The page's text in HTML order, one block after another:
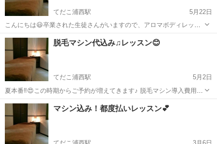
てだこ浦西駅
5月22日
こんにちは😃卒業された生徒さんがいますので、アロマボディレッス
ンとマシン込みレッスン募集します^^ マシンはキャビテーション、ラ
ジオ波、バキュームになります。 導入費用込み価格😆 ※費用は一括払
いのみ お問い合わせお待ち...
沖縄 沖縄市 てだこ浦西駅 エステ レッスン
脱毛マシン代込み♫レッスン😊
てだこ浦西駅
5月2日
夏本番‼️😍この時期からご予約が増えてきます♪ 脱毛マシン導入費用込
みレッスン 詳しくはブログをご覧ください。 https://jempiring.ti-
da.net/e11741719.html ○納期まで1ヶ月程お...
沖縄 沖縄市 てだこ浦西駅 エステ
マシン込み！都度払いレッスン💕